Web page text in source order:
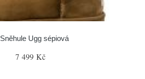
Sněhule Ugg sépiová
7 499 Kč